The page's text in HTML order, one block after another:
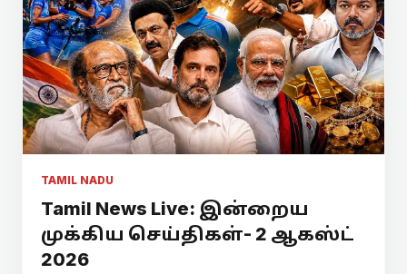
TAMIL NADU
Tamil News Live: இன்றைய
முக்கிய செய்திகள்- 2 ஆகஸ்ட்
2026